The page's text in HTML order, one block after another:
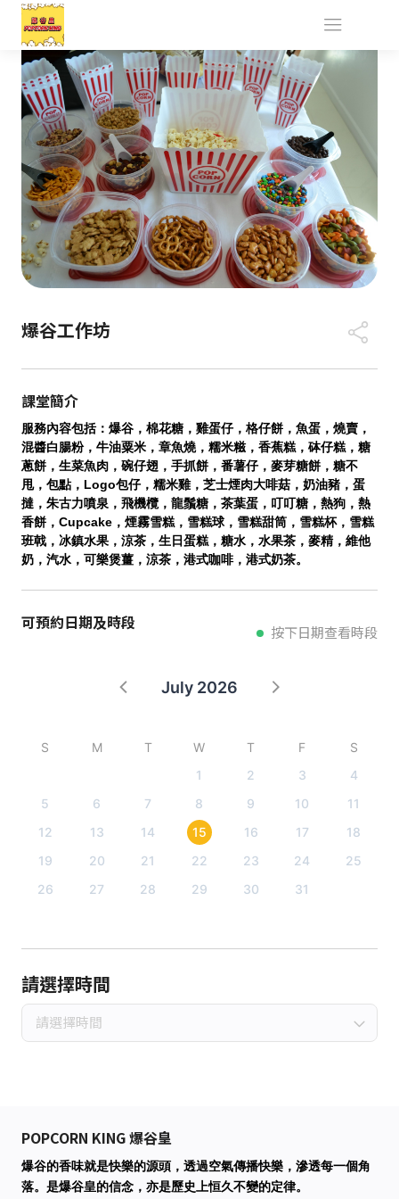
爆谷工作坊
課堂簡介
服務內容包括：爆谷，棉花糖，雞蛋仔，格仔餅，魚蛋，燒賣，
混醬白腸粉，牛油粟米，章魚燒，糯米糍，香蕉糕，砵仔糕，糖
蔥餅，生菜魚肉，碗仔翅，手抓餅，番薯仔，麥芽糖餅，糖不
甩，包點，Logo包仔，糯米雞，芝士煙肉大啡菇，奶油豬，蛋
撻，朱古力噴泉，飛機欖，龍鬚糖，茶葉蛋，叮叮糖，熱狗，熱
香餅，Cupcake，煙霧雪糕，雪糕球，雪糕甜筒，雪糕杯，雪糕
班戟，冰鎮水果，涼茶，生日蛋糕，糖水，水果茶，麥精，維他
奶，汽水，可樂煲薑，涼茶，港式咖啡，港式奶茶。
可預約日期及時段 按下日期查看時段
July 2026
S M T W T F
S
1
2 3
4
5
6 7 8 9 10
11
12
13 14 15 16 17
18
19
20 21 22 23 24
25
26
27 28 29 30 31
請選擇時間
請選擇時間
POPCORN KING 爆谷皇
爆谷的香味就是快樂的源頭，透過空氣傳播快樂，滲透每一個角
落。是爆谷皇的信念，亦是歷史上恒久不變的定律。